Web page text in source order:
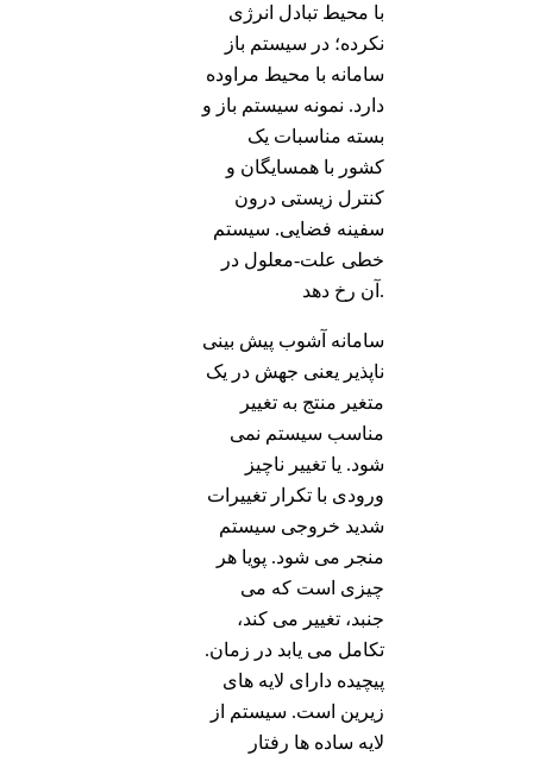
با محیط تبادل انرژی
نکرده؛ در سیستم باز
سامانه با محیط مراوده
دارد. نمونه سیستم باز و
بسته مناسبات یک
کشور با همسایگان و
کنترل زیستی درون
سفینه فضایی. سیستم
خطی علت-معلول در
آن رخ دهد.
سامانه آشوب پیش بینی
ناپذیر یعنی جهش در یک
متغیر منتج به تغییر
مناسب سیستم نمی
شود. یا تغییر ناچیز
ورودی با تکرار تغییرات
شدید خروجی سیستم
منجر می شود. پویا هر
چیزی است که می
جنبد، تغییر می کند،
تکامل می یابد در زمان.
پیچیده دارای لایه های
زیرین است. سیستم از
لایه ساده ها رفتار